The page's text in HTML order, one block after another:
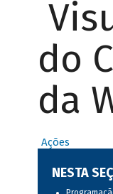
do
da
Ações
NESTA